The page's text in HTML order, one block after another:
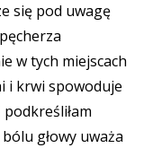
się pod uwagę
wtych miejscach
i krwi spowoduje
podkreśliłam
głowy uważa